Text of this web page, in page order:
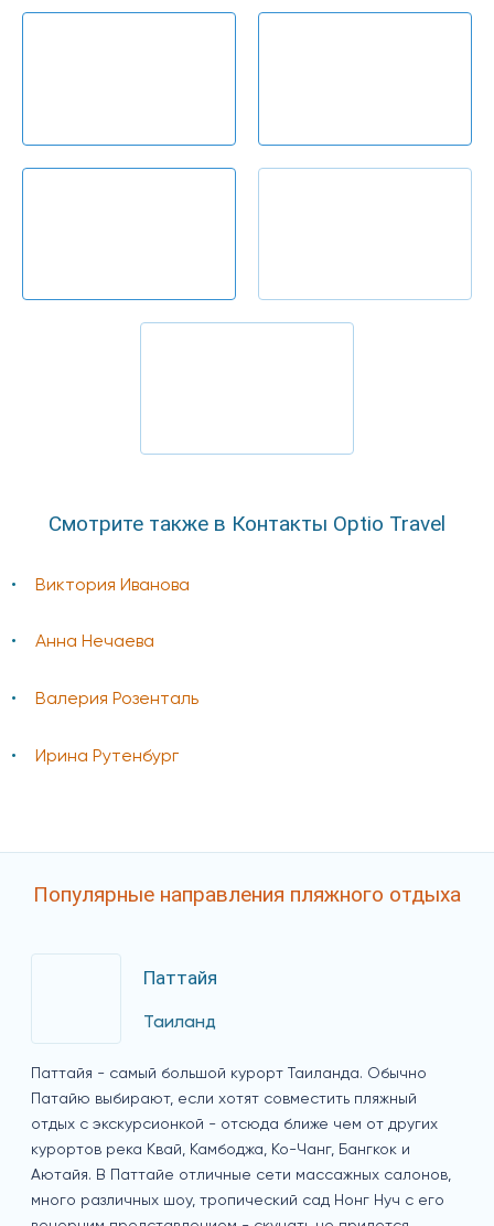
Смотрите также в Контакты Optio Travel
Виктория Иванова
Анна Нечаева
Валерия Розенталь
Ирина Рутенбург
Популярные направления пляжного отдыха
Паттайя
Таиланд
Паттайя - самый большой курорт Таиланда. Обычно
Патайю выбирают, если хотят совместить пляжный
отдых с экскурсионкой - отсюда ближе чем от других
курортов река Квай, Камбоджа, Ко-Чанг, Бангкок и
Аютайя. В Паттайе отличные сети массажных салонов,
много различных шоу, тропический сад Нонг Нуч с его